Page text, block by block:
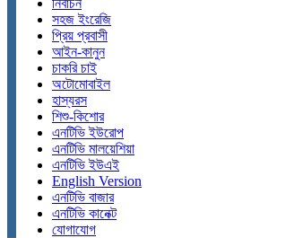
সহজ ইংরেজি
প্রিয় প্রবাসী
আইন-কানুন
চাকরি চাই
অটোমোবাইল
হাস্যরস
শিশু-কিশোর
এনটিভি ইউরোপ
এনটিভি মালয়েশিয়া
এনটিভি ইউএই
English Version
এনটিভি বাজার
এনটিভি কানেক্ট
যোগাযোগ